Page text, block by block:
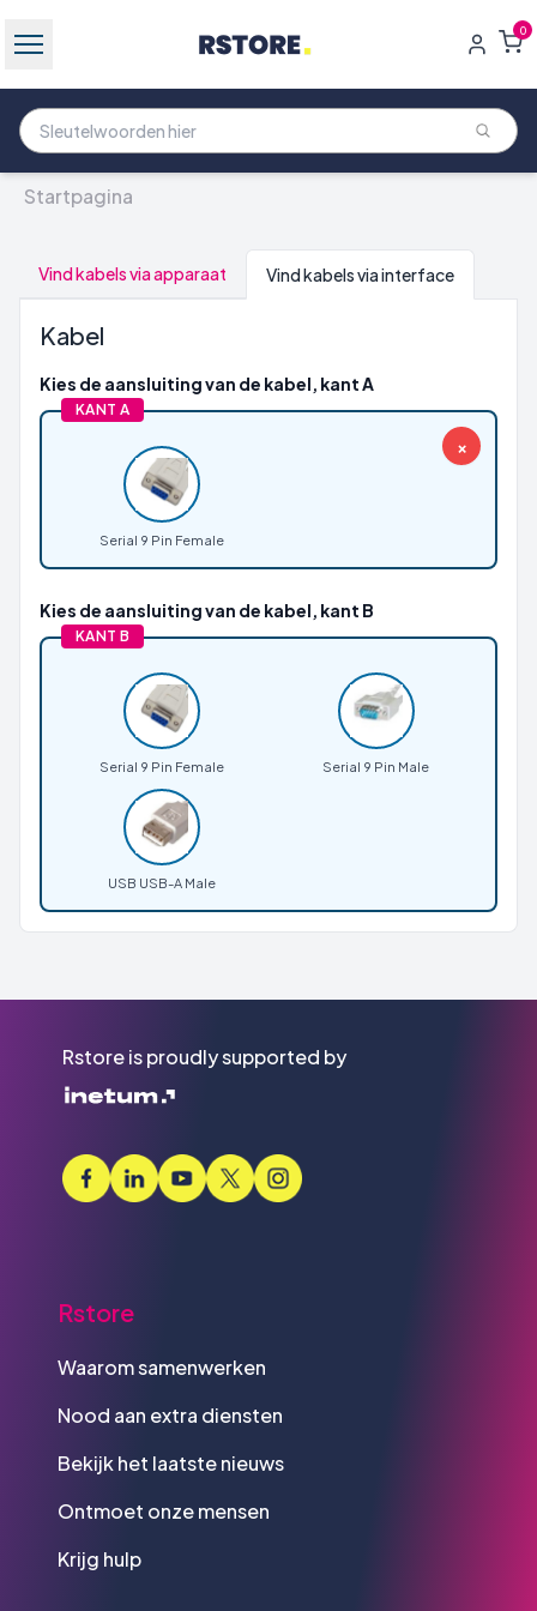
0
Startpagina
Vind kabels via apparaat Vind kabels via interface
Kabel
Kies de aansluiting van de kabel, kant A
KANT A
×
Serial 9 Pin Female
Kies de aansluiting van de kabel, kant B
KANT B
Serial 9 Pin Female Serial 9 Pin Male
USB USB-A Male
Rstore is proudly supported by
Rstore
Waarom samenwerken
Nood aan extra diensten
Bekijk het laatste nieuws
Ontmoet onze mensen
Krijg hulp